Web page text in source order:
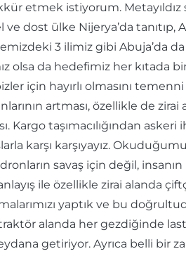
etmek istiyorum.
ve dost ülke Nijerya’da
3 ilimiz gibi Abuja’da
olsa da hedefimiz her kıtada
için hayırlı olmasını
artması, özellikle de
Kargo taşımacılığından
karşı karşıyayız.
savaş için değil,
ile özellikle zirai alanda
yaptık ve bu
alanda her gezdiğinde
getiriyor. Ayrıca belli bir